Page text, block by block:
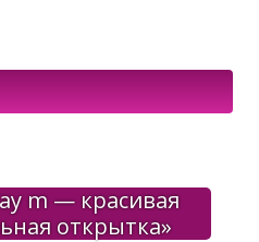
m — красивая
открытка»